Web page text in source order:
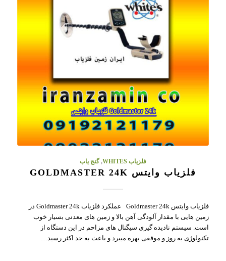
فلزیاب WHITES , گنج یاب
فلزیاب وایتس GOLDMASTER 24K
فلزیاب وایتس Goldmaster 24k عملکرد فلزیاب Goldmaster 24k در
زمین هایی با مقدار آلودگی آهن بالا و زمین های معدنی بسیار خوب
است. سیستم نادیده گیری سیگنال های مزاحم در این دستگاه از
تکنولوژی به روز و موفقی بهره میبرد و باعث به حد اکثر رسید…